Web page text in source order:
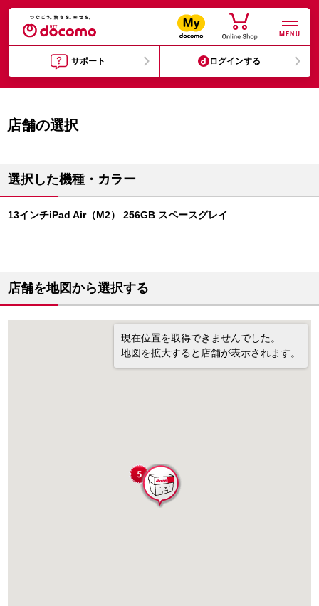
MENU
サポート ログインする
店舗の選択
選択した機種・カラー
13インチiPad Air（M2） 256GB スペースグレイ
店舗を地図から選択する
現在位置を取得できませんでした。
地図を拡大すると店舗が表示されます。